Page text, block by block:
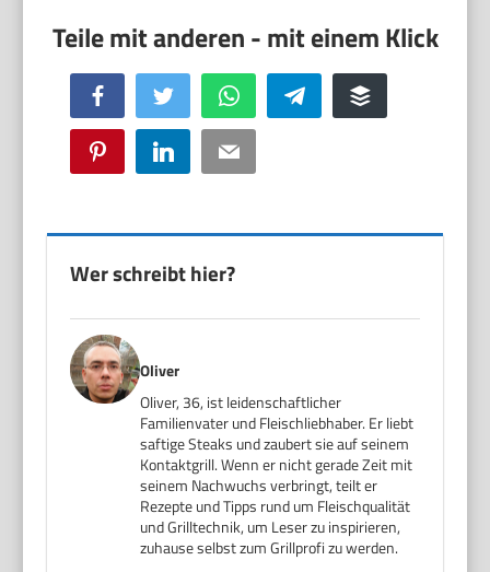
Facebook Twitter WhatsApp Telegram Buffer
Pinterest LinkedIn Email
Wer schreibt hier?
Oliver
Oliver, 36, ist leidenschaftlicher
Familienvater und Fleischliebhaber. Er liebt
saftige Steaks und zaubert sie auf seinem
Kontaktgrill. Wenn er nicht gerade Zeit mit
seinem Nachwuchs verbringt, teilt er
Rezepte und Tipps rund um Fleischqualität
und Grilltechnik, um Leser zu inspirieren,
zuhause selbst zum Grillprofi zu werden.